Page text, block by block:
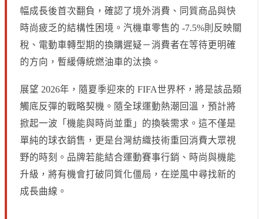
幅成長後首次翻負，確認了境外消費、同質商品與快
時尚疲乏的結構性困境。汽機車零售的 -7.5%則反映關
稅、電動車轉型期的換購遲疑－消費者在等待更明確
的方向，暫緩傳統燃油車的汰換。
展望 2026年，隨夏季迎來的 FIFA世界杯，將是該品類
觸底反彈的戰略契機。隨全球運動熱潮回溫，預計將
掀起一波「機能與時尚並重」的換裝需求。這不僅是
單純的球衣銷售，更是台灣紡織技術重回消費大眾視
野的時刻。品牌若能結合運動賽事行銷、時尚與機能
升級，將有機會打破同質化僵局，在逆風中尋找新的
成長曲線。